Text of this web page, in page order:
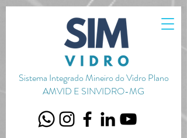
Sistema Integrado Mineiro do Vidro Plano
AMVID E SINVIDRO-MG